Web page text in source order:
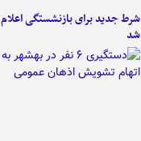
شرط جدید برای بازنشستگی اعلام
شد